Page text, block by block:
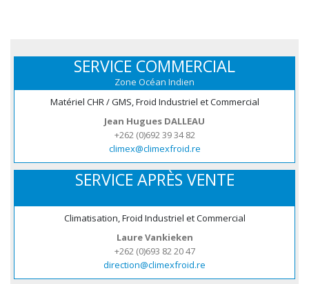
SERVICE COMMERCIAL
Zone Océan Indien
Matériel CHR / GMS, Froid Industriel et Commercial
Jean Hugues DALLEAU
+262 (0)692 39 34 82
climex@climexfroid.re
SERVICE APRÈS VENTE
Climatisation, Froid Industriel et Commercial
Laure Vankieken
+262 (0)693 82 20 47
direction@climexfroid.re